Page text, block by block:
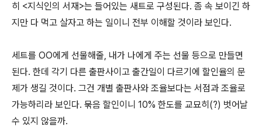
히 <지식인의 서재>는 들어있는 새트로 구성된다. 좀 속 보이긴 하
지만 다 먹고 살자고 하는 일이니 전부 이해할 것이라 보인다.
세트를 OO에게 선물해줄, 내가 나에게 주는 선물 등으로 만들면
된다. 한데 각기 다른 출판사이고 출간일이 다르기에 할인율의 문
제가 생길 것이다. 그건 개별 출판사와 조율보다는 서점과 조율로
가능하리라 보인다. 묶음 할인이니 10% 한도를 교묘히(?) 벗어날
수 있지 않을까.